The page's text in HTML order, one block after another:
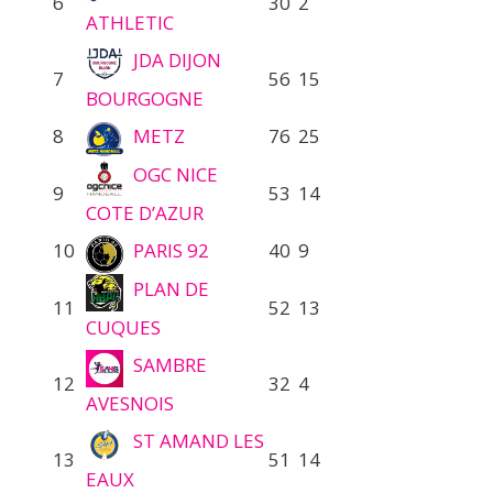
ATHLETIC
7
JDA DIJON
BOURGOGNE
56 15
8 METZ 76 25
9
OGC NICE
COTE D’AZUR
53 14
10 PARIS 92 40 9
11
PLAN DE
CUQUES
52 13
12
SAMBRE
AVESNOIS
32 4
13
ST AMAND LES
EAUX
51 14